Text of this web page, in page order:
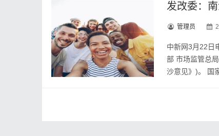
发改委：
管理员
中新网3月22日
部 市场监管总
沙意见》)。 国